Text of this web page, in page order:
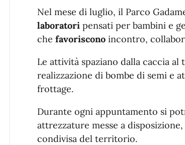
Nel mese di luglio, il Parco
laboratoripensati per bambini e
che favorisconoincontro,
Le attività spaziano dalla caccia
realizzazione di bombe di semi e
frottage.
Durante ogni appuntamento si
attrezzature messe a
condivisa del territorio.